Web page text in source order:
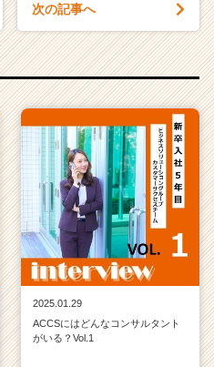
次の記事へ
2025.01.29
ACCSにはどんなコンサルタント
がいる？Vol.1